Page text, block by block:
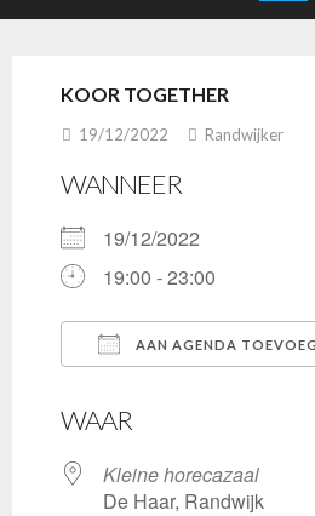
KOOR TOGETHER
19/12/2022 Randwijker
WANNEER
19/12/2022
19:00 - 23:00
AAN AGENDA
WAAR
Kleine horecazaal
De Haar, Randwijk